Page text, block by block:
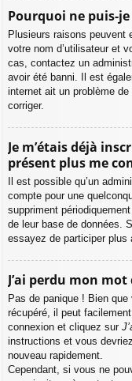
Pourquoi ne puis-
Plusieurs raisons peuvent
votre nom d’utilisateur et
cas, contactez un
avoir été banni. Il est
internet ait un problème
corriger.
Je m’étais déjà
présent plus me
Il est possible qu’un
compte pour une
suppriment
de leur base de données.
essayez de participer
J’ai perdu mon mot
Pas de panique ! Bien
récupéré, il peut
connexion et cliquez sur
instructions et vous
nouveau rapidement.
Cependant, si vous ne